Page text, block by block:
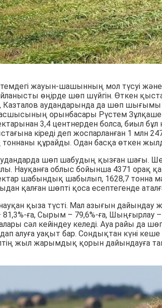
жауын-шашынның мол түсуі
өңірде шөп шүйгін. Өткен
Казталов аудандарында да шөп
орынбасары Рүстем
3,4 центнерден болса, биыл
кіреді деп жоспарланған 1 млн
құрайды. Одан басқа өткен
аудандарда шөп шабудың қызған шағы.
Науқанға облыс бойынша 4371 орақ
шабындық шабылып, 1628,7 тонна
қалған шөпті қоса есептегенде
қыза түсті. Мал азығын дайындау
81,3%-ға, Сырым – 79,6%-ға, Шыңғырлау
сәл кейіндеу келеді. Ауа райы да
алуға уақыт бар. Сондықтан күні кеше
жыл жарымдық қорын дайындауға